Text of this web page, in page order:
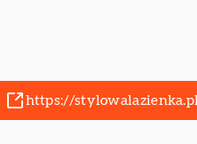
https://stylowalazienka.pl